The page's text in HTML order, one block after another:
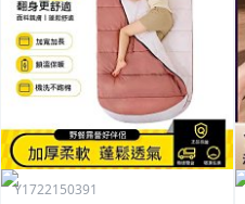
Y1722150391